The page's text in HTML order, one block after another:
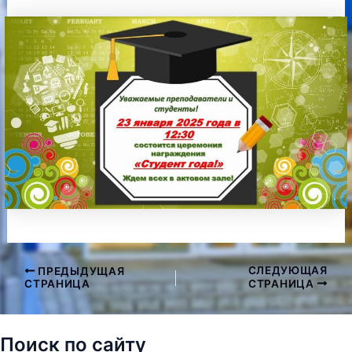
Навигация
записям
ПРЕДЫДУЩАЯ
СТРАНИЦА
СЛЕДУЮЩАЯ
СТРАНИЦА
Поиск по сайту